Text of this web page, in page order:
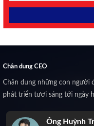
Chân dung CEO
Chân dung những con người
phát triển tươi sáng tới ngày
Ông Huỳnh